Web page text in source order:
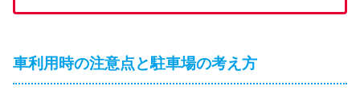
車利用時の注意点と駐車場の考え方